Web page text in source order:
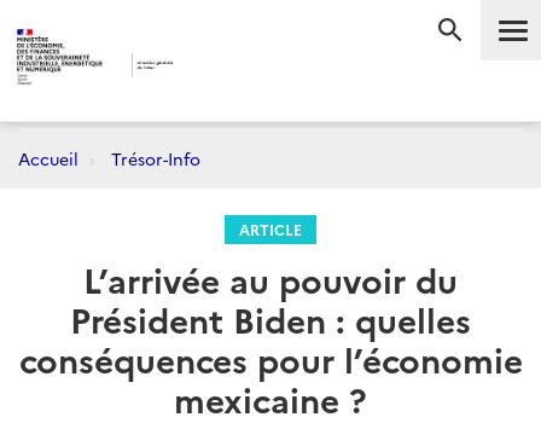
Accueil Trésor-Info
ARTICLE
L’arrivée au pouvoir du
Président Biden : quelles
conséquences pour l’économie
mexicaine ?